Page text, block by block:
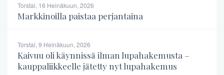
Torstai, 16 Heinäkuun, 2026
Markkinoilla paistaa perjantaina
Torstai, 9 Heinäkuun, 2026
Kaivuu oli käynnissä ilman lupahakemusta –
kauppaliikkeelle jätetty nyt lupahakemus